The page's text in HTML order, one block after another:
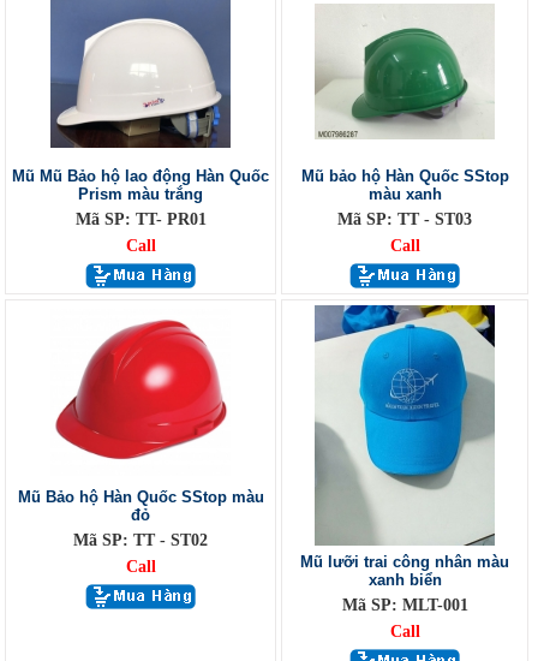
Mũ Mũ Bảo hộ lao động Hàn Quốc
Prism màu trắng
Mã SP: TT- PR01
Call
Mũ bảo hộ Hàn Quốc SStop
màu xanh
Mã SP: TT - ST03
Call
Mũ Bảo hộ Hàn Quốc SStop màu
đỏ
Mã SP: TT - ST02
Call
Mũ lưỡi trai công nhân màu
xanh biển
Mã SP: MLT-001
Call